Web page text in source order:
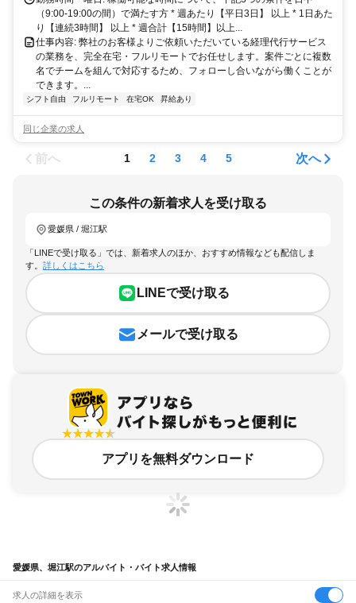
（9:00-19:00の間）で満たす方 * 週あたり【平日3日】 以上 * 1日あた
り【連続3時間】 以上 * 週合計【15時間】以上...
仕事内容: 弊社のお客様よりご依頼いただいている経理代行サービス
の業務を、完全在宅・フルリモートでお任せします。案件ごとに複数
名でチームを組んで対応するため、フォローし合いながら働くことが
できます。...
シフト自由 フルリモート 在宅OK 昇給あり
同じ企業の求人
前へ 1 2 3 4 5 次へ
この条件の新着求人を受け取る
愛媛県 / 堀江駅
「LINEで受け取る」では、新着求人のほか、おすすめ情報なども配信しま
す。 詳しくはこちら
LINEで受け取る
メールで受け取る
アプリを無料ダウンロード
愛媛県、堀江駅のアルバイト・バイト求人情報
求人の詳細を表示